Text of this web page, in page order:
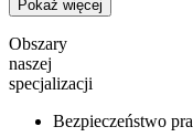
Pokaż więcej
Obszary
naszej
specjalizacji
Bezpieczeństwo